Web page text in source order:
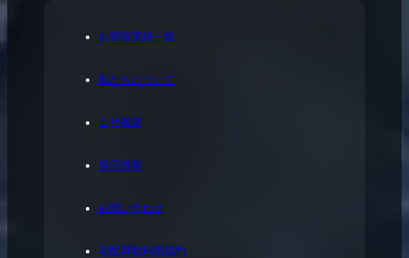
お買取実績一覧
私たちについて
会社概要
採用情報
お問い合わせ
宅配買取利用規約